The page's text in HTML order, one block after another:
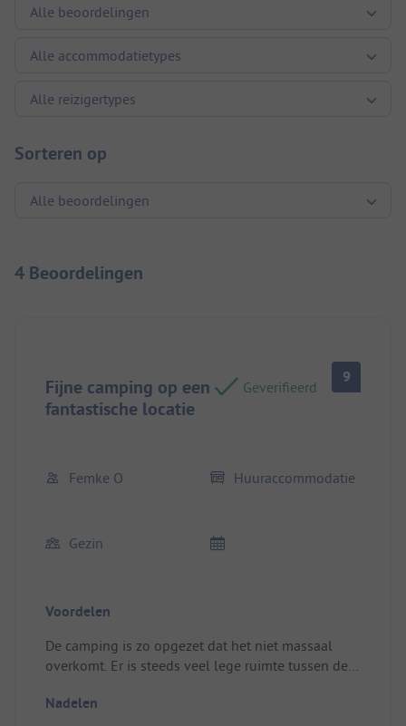
Sorteren op
4 Beoordelingen
Fijne camping op een
fantastische locatie
Geverifieerd
9
Femke O Huuraccommodatie
Gezin
Voordelen
De camping is zo opgezet dat het niet massaal
overkomt. Er is steeds veel lege ruimte tussen de
de natuur. Het ligt heel leuk met het meer ernaast
Nadelen